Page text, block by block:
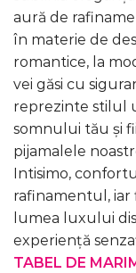
aură de
în materie de
romantice, la
vei găsi cu
reprezinte stilul
somnului tău și
pijamalele
Intisimo,
rafinamentul, iar
lumea luxului
experiență
TABEL DE